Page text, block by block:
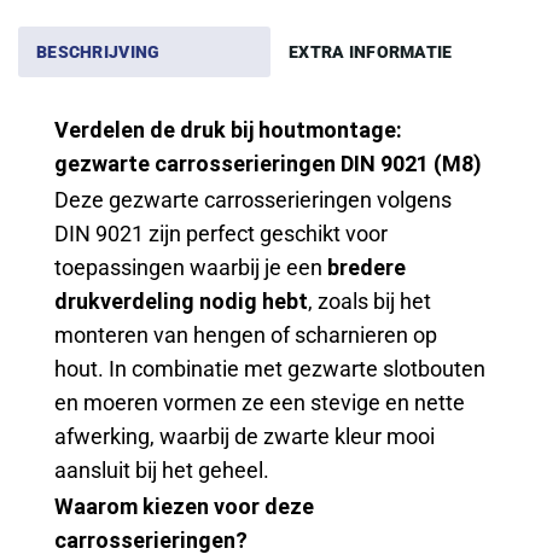
BESCHRIJVING EXTRA INFORMATIE
Verdelen de druk bij houtmontage:
gezwarte carrosserieringen DIN 9021 (M8)
Deze gezwarte carrosserieringen volgens
DIN 9021 zijn perfect geschikt voor
toepassingen waarbij je een bredere
drukverdeling nodig hebt, zoals bij het
monteren van hengen of scharnieren op
hout. In combinatie met gezwarte slotbouten
en moeren vormen ze een stevige en nette
afwerking, waarbij de zwarte kleur mooi
aansluit bij het geheel.
Waarom kiezen voor deze
carrosserieringen?